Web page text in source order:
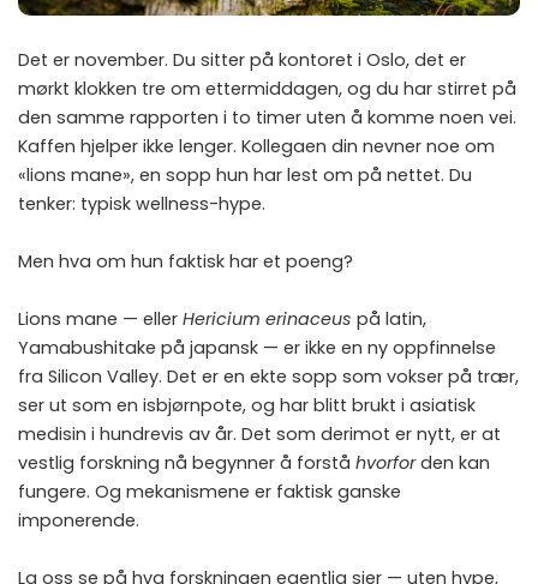
Det er november. Du sitter på kontoret i Oslo, det er
mørkt klokken tre om ettermiddagen, og du har stirret på
den samme rapporten i to timer uten å komme noen vei.
Kaffen hjelper ikke lenger. Kollegaen din nevner noe om
«lions mane», en sopp hun har lest om på nettet. Du
tenker: typisk wellness-hype.
Men hva om hun faktisk har et poeng?
Lions mane — eller Hericium erinaceus på latin,
Yamabushitake på japansk — er ikke en ny oppfinnelse
fra Silicon Valley. Det er en ekte sopp som vokser på trær,
ser ut som en isbjørnpote, og har blitt brukt i asiatisk
medisin i hundrevis av år. Det som derimot er nytt, er at
vestlig forskning nå begynner å forstå hvorforden kan
fungere. Og mekanismene er faktisk ganske
imponerende.
La oss se på hva forskningen egentlig sier — uten hype,